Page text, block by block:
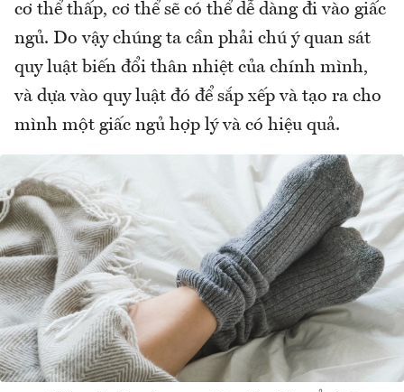
cơ thể thấp, cơ thể sẽ có thể dễ dàng đi vào giấc
ngủ. Do vậy chúng ta cần phải chú ý quan sát
quy luật biến đổi thân nhiệt của chính mình,
và dựa vào quy luật đó để sắp xếp và tạo ra cho
mình một giấc ngủ hợp lý và có hiệu quả.